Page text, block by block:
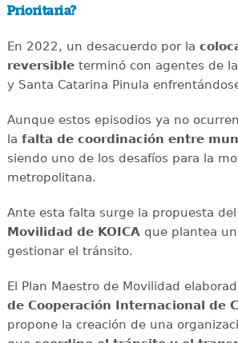
Prioritaria?
En 2022, un desacuerdo por la
reversibleterminó con agentes de
y Santa Catarina Pinula
Aunque estos episodios ya no
la falta de coordinación entre
siendo uno de los desafíos para la
metropolitana.
Ante esta falta surge la propuesta del
Movilidad de KOICAque plantea
gestionar el tránsito.
El Plan Maestro de Movilidad
de Cooperación Internacional de
propone la creación de una